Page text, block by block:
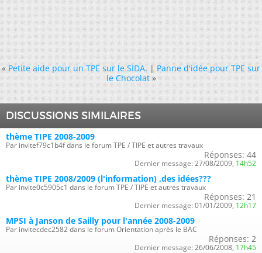
« Petite aide pour un TPE sur le SIDA.|Panne d'idée pour TPE sur
le Chocolat »
DISCUSSIONS SIMILAIRES
thème TIPE 2008-2009
Par invitef79c1b4f dans le forum TPE / TIPE et autres travaux
Réponses: 44
Dernier message: 27/08/2009, 14h52
thème TIPE 2008/2009 (l'information) ,des idées???
Par invite0c5905c1 dans le forum TPE / TIPE et autres travaux
Réponses: 21
Dernier message: 01/01/2009, 12h17
MPSI à Janson de Sailly pour l'année 2008-2009
Par invitecdec2582 dans le forum Orientation après le BAC
Réponses: 2
Dernier message: 26/06/2008, 17h45